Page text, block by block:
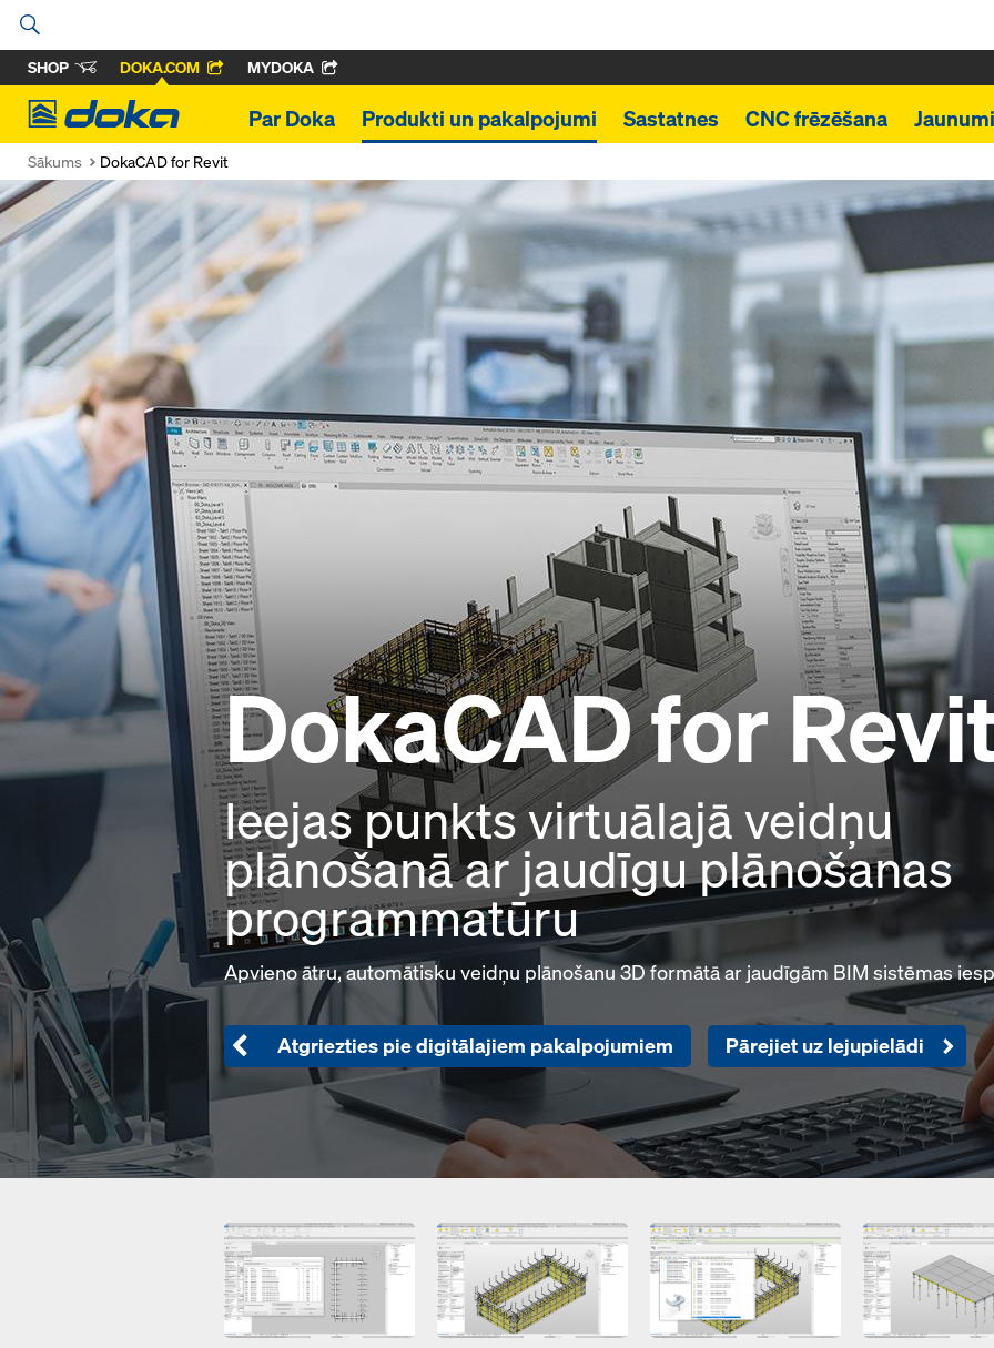
SHOP DOKA.COM MYDOKA
Doka
Par Doka Produkti un pakalpojumi Sastatnes CNC frēzēšana Jaunumi
Sākums DokaCAD for Revit
DokaCADfor
Ieejas punkts virtuālajā veidņu
plānošanā ar jaudīgu plānošanas
programmatūru
Apvieno ātru, automātisku veidņu plānošanu 3D formātā ar jaudīgām BIM sistēmas
Atgriezties pie digitālajiem pakalpojumiem Pārejiet uz lejupielādi
Open Open Open Open